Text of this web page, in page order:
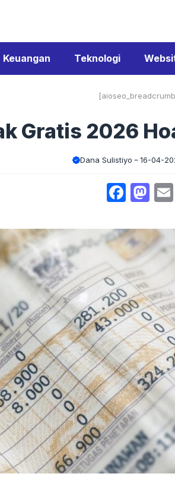
Keuangan Teknologi
Gratis 2026
Dana Sulistiyo 16-04-